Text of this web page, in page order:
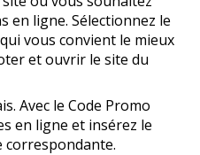
en ligne. Sélectionnez le
vous convient le mieux
et ouvrir le site du
Avec le Code Promo
en ligne et insérez le
correspondante.